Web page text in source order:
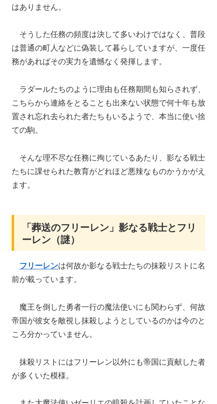
はありません。
そうした任務の頻度は決して多いわけではなく、普段
は普通の町人などに偽装して暮らしていますが、一度任
務があればその実力を遺憾なく発揮します。
ラダールたちのように理由も任務期間も知らされず、
こちらから連絡をとることも出来ない状態で何十年も放
置され忘れ去られた者たちもいるようで、本当に使い捨
ての駒。
そんな理不尽な任務に殉じているあたり、影なる戦士
たちに課せられた教育がどれほど悪辣なものかうかがえ
ます。
「葬送のフリーレン」影なる戦士とフリ
ーレン（謎）
フリーレンは何故か影なる戦士たちの抹殺リストに名
前が載っています。
魔王を倒した勇者一行の魔法使いにも関わらず、何故
帝国が彼女を敵視し抹殺しようとしているのかは今のと
ころ分かっていません。
抹殺リストにはフリーレン以外にも帝国に貢献した者
が多くいた模様。